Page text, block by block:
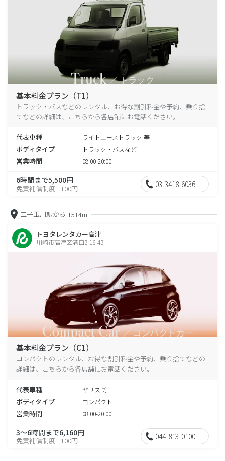
基本料金プラン（T1）
トラック・バスなどのレンタル、お得な割引料金や予約、乗り捨
てなどの詳細は、こちらから各店舗にお電話ください。
代表車種 ライトエーストラック 等
ボディタイプ トラック・バスなど
営業時間 08:00-20:00
6時間まで5,500円
免責補償制度1,100円 03-3418-6036
二子玉川駅から 1514m
トヨタレンタカー高津
川崎市高津区溝口3-16-43
基本料金プラン（C1）
コンパクトのレンタル、お得な割引料金や予約、乗り捨てなどの
詳細は、こちらから各店舗にお電話ください。
代表車種 ヤリス 等
ボディタイプ コンパクト
営業時間 08:00-20:00
3～6時間まで6,160円
免責補償制度1,100円 044-813-0100